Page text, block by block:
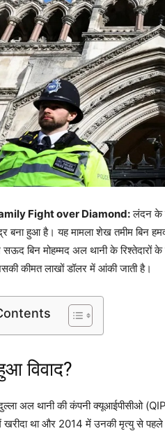
Fight over Diamond:लंदन के
बना हुआ है। यह मामला शेख तमीम बिन
बिन मोहम्मद अल थानी के रिश्तेदारों
कीमत लाखों डॉलर में आंकी जाती है।
विवाद?
अल थानी की कंपनी क्यूआईपीसीओ
था और 2014 में उनकी मृत्यु से पहले